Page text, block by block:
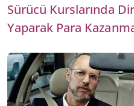
Sürücü Kurslarında
Yaparak Para